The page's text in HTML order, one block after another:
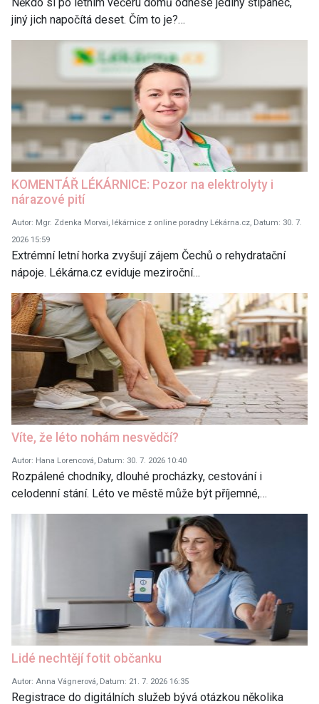
jiný jich napočítá deset. Čím to je?…
KOMENTÁŘ LÉKÁRNICE: Pozor na elektrolyty i
nárazové pití
Autor: Mgr. Zdenka Morvai, lékárnice z online poradny Lékárna.cz, Datum: 30. 7.
2026 15:59
Extrémní letní horka zvyšují zájem Čechů o rehydratační
nápoje. Lékárna.cz eviduje meziroční…
Víte, že léto nohám nesvědčí?
Autor: Hana Lorencová, Datum: 30. 7. 2026 10:40
Rozpálené chodníky, dlouhé procházky, cestování i
celodenní stání. Léto ve městě může být příjemné,…
Lidé nechtějí fotit občanku
Autor: Anna Vágnerová, Datum: 21. 7. 2026 16:35
Registrace do digitálních služeb bývá otázkou několika